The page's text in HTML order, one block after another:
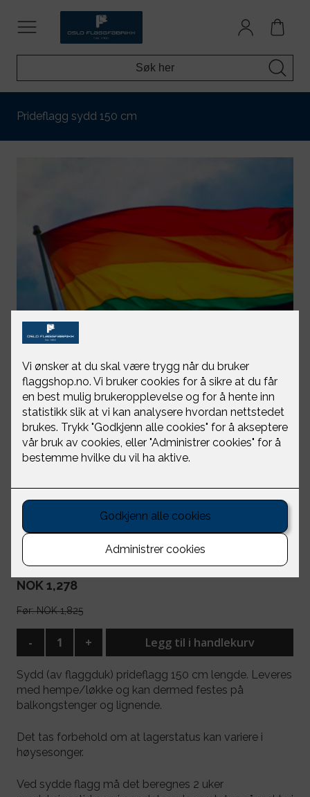
Prideflagg sydd 150 cm
Prideflagg sydd 150
cm
Oslo Flaggfabrikk
NOK 1,278
Før:NOK 1,825
- + Legg til i handlekurv
Sydd (av flaggduk) prideflagg 150 cm lengde. Leveres
med hempe/løkke og kan dermed festes på
balkongstenger og lignende.
Det tas forbehold om at lagerstatus kan variere i
høysesonger.
Ved sydde flagg må det beregnes 2 uker